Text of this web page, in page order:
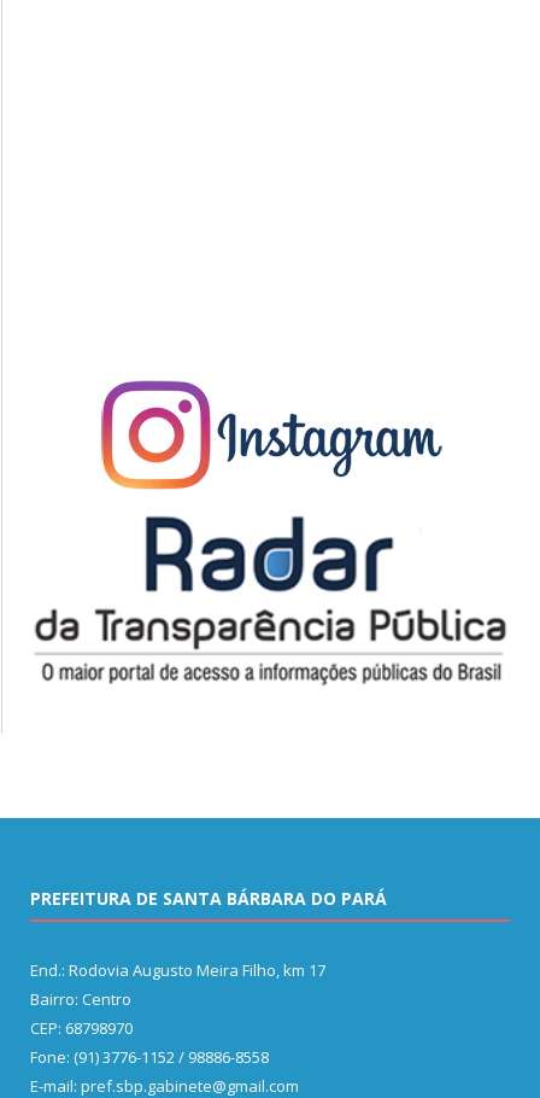
PREFEITURA DE SANTA BÁRBARA DO PARÁ
End.: Rodovia Augusto Meira Filho, km 17
Bairro: Centro
CEP: 68798970
Fone: (91) 3776-1152 / 98886-8558
E-mail: pref.sbp.gabinete@gmail.com